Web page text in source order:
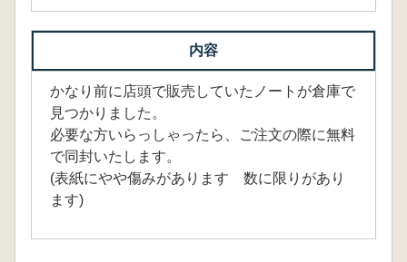
内容
かなり前に店頭で販売していたノートが倉庫で
見つかりました。
必要な方いらっしゃったら、ご注文の際に無料
で同封いたします。
(表紙にやや傷みがあります 数に限りがあり
ます)